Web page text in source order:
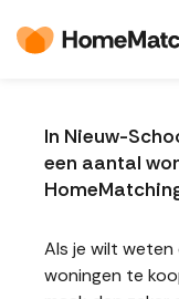
In Nieuw-
een aantal
Als je wilt
woningen te